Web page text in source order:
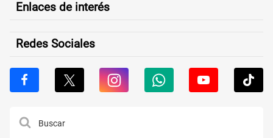
Enlaces de interés
Redes Sociales